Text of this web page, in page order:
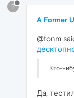
?
A Former
@fonm
Кто-
Да,